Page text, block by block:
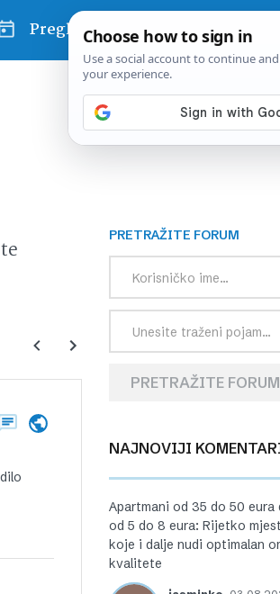
Pregled dana
PRETRAŽITE FORUM
PRETRAŽITE FORUM
NAJNOVIJI
Apartmani od 35 do 50 eura
od 5 do 8 eura: Rijetko
koje i dalje nudi optimalan
kvalitete